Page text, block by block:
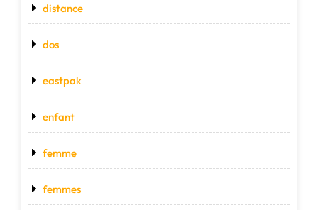
distance
dos
eastpak
enfant
femme
femmes